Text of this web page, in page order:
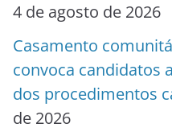
4 de agosto de 2026
Casamento
convoca candidatos
dos procedimentos
de 2026